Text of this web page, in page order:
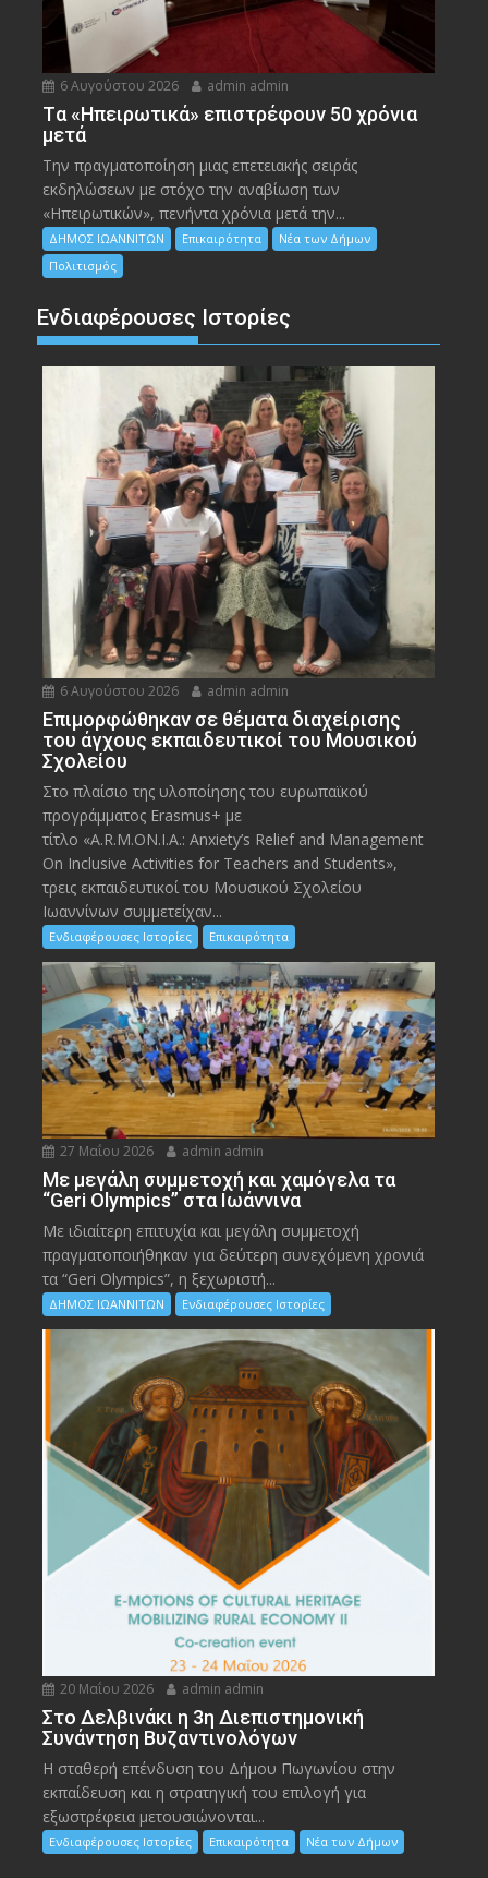
6 Αυγούστου 2026 admin admin
Tα «Ηπειρωτικά» επιστρέφουν 50 χρόνια
μετά
Την πραγματοποίηση μιας επετειακής σειράς
εκδηλώσεων με στόχο την αναβίωση των
«Ηπειρωτικών», πενήντα χρόνια μετά την...
ΔΗΜΟΣ ΙΩΑΝΝΙΤΩΝ Επικαιρότητα
Νέα των Δήμων
Πολιτισμός
Ενδιαφέρουσες Ιστορίες
6 Αυγούστου 2026 admin admin
Eπιμορφώθηκαν σε θέματα διαχείρισης
του άγχους εκπαιδευτικοί του Μουσικού
Σχολείου
Στο πλαίσιο της υλοποίησης του ευρωπαϊκού
προγράμματος Erasmus+ με
τίτλο «A.R.M.ON.I.A.: Anxiety’s Relief and Management
On Inclusive Activities for Teachers and Students»,
τρεις εκπαιδευτικοί του Μουσικού Σχολείου
Ιωαννίνων συμμετείχαν...
Ενδιαφέρουσες Ιστορίες Επικαιρότητα
27 Μαΐου 2026 admin admin
Με μεγάλη συμμετοχή και χαμόγελα τα
“Geri Olympics” στα Ιωάννινα
Με ιδιαίτερη επιτυχία και μεγάλη συμμετοχή
πραγματοποιήθηκαν για δεύτερη συνεχόμενη χρονιά
τα “Geri Olympics”, η ξεχωριστή...
ΔΗΜΟΣ ΙΩΑΝΝΙΤΩΝ Ενδιαφέρουσες Ιστορίες
20 Μαΐου 2026 admin admin
Στο Δελβινάκι η 3η Διεπιστημονική
Συνάντηση Βυζαντινολόγων
Η σταθερή επένδυση του Δήμου Πωγωνίου στην
εκπαίδευση και η στρατηγική του επιλογή για
εξωστρέφεια μετουσιώνονται...
Ενδιαφέρουσες Ιστορίες Επικαιρότητα Νέα των Δήμων